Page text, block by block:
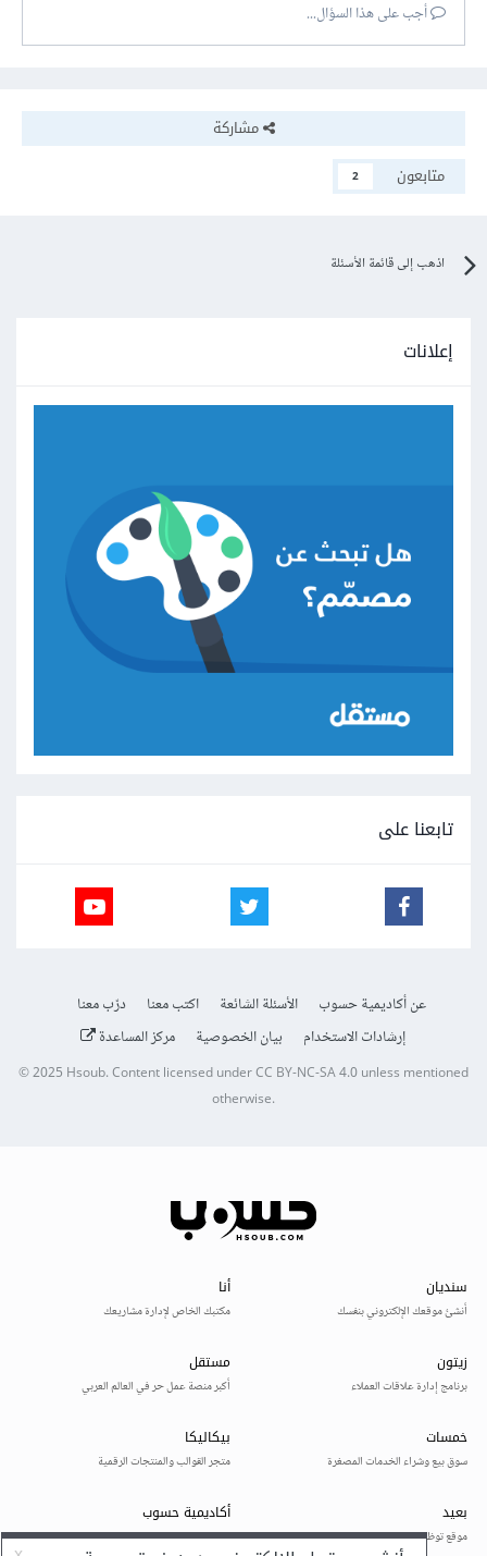
أجب على هذا السؤال...
مشاركة
متابعون
2
اذهب إلى قائمة الأسئلة
إعلانات
تابعنا على
عن أكاديمية حسوب الأسئلة الشائعة اكتب معنا
درّب معنا
إرشادات الاستخدام
بيان الخصوصية مركز المساعدة
© 2025Hsoub.Content licensed underCC BY-NC-SA 4.0unless mentioned
otherwise.